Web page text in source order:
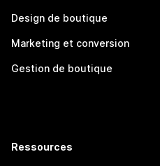
Design de boutique
Marketing et conversion
Gestion de boutique
Ressources